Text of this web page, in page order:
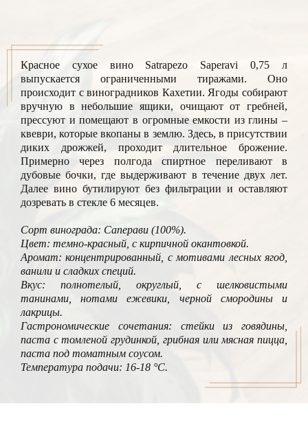
Красное сухое вино Satrapezo Saperavi 0,75 л
выпускается ограниченными тиражами. Оно
происходит с виноградников Кахетии. Ягоды собирают
вручную в небольшие ящики, очищают от гребней,
прессуют и помещают в огромные емкости из глины –
квеври, которые вкопаны в землю. Здесь, в присутствии
диких дрожжей, проходит длительное брожение.
Примерно через полгода спиртное переливают в
дубовые бочки, где выдерживают в течение двух лет.
Далее вино бутилируют без фильтрации и оставляют
дозревать в стекле 6 месяцев.
Сорт винограда: Саперави (100%).
Цвет: темно-красный, с кирпичной окантовкой.
Аромат: концентрированный, с мотивами лесных ягод,
ванили и сладких специй.
Вкус: полнотелый, округлый, с шелковистыми
танинами, нотами ежевики, черной смородины и
лакрицы.
Гастрономические сочетания: стейки из говядины,
паста с томленой грудинкой, грибная или мясная пицца,
паста под томатным соусом.
Температура подачи: 16-18 °С.